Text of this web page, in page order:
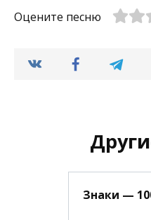
Оцените песню
Знаки —